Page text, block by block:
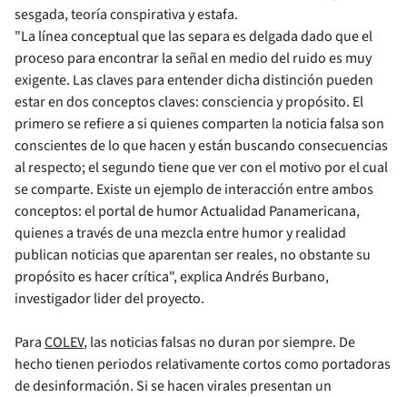
sesgada, teoría conspirativa y estafa.
"La línea conceptual que las separa es delgada dado que el
proceso para encontrar la señal en medio del ruido es muy
exigente. Las claves para entender dicha distinción pueden
estar en dos conceptos claves: consciencia y propósito. El
primero se refiere a si quienes comparten la noticia falsa son
conscientes de lo que hacen y están buscando consecuencias
al respecto; el segundo tiene que ver con el motivo por el cual
se comparte. Existe un ejemplo de interacción entre ambos
conceptos: el portal de humor Actualidad Panamericana,
quienes a través de una mezcla entre humor y realidad
publican noticias que aparentan ser reales, no obstante su
propósito es hacer crítica", explica Andrés Burbano,
investigador lider del proyecto.
ParaCOLEV, las noticias falsas no duran por siempre. De
hecho tienen periodos relativamente cortos como portadoras
de desinformación. Si se hacen virales presentan un